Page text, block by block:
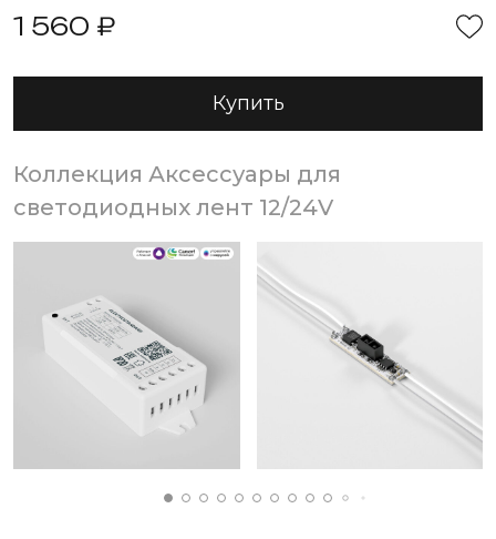
1 560 ₽
Купить
Коллекция Аксессуары для
светодиодных лент 12/24V